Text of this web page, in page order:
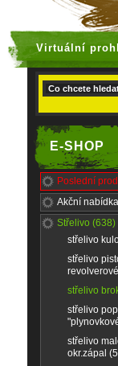
Virtuální
E-SHOP
Poslední
Akční
Střelivo (638)
střelivo
střelivo
střelivo
střelivo
střelivo
okr.zápal